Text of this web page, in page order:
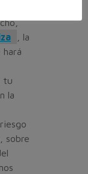
, la
hará
tu
la
sobre